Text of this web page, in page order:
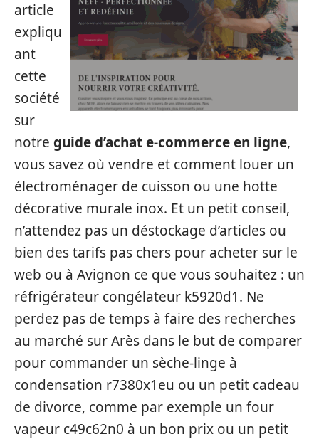
article
expliqu
ant
cette
société
sur
notre guide d’achat e-commerce en ligne,
vous savez où vendre et comment louer un
électroménager de cuisson ou une hotte
décorative murale inox. Et un petit conseil,
n’attendez pas un déstockage d’articles ou
bien des tarifs pas chers pour acheter sur le
web ou à Avignon ce que vous souhaitez : un
réfrigérateur congélateur k5920d1. Ne
perdez pas de temps à faire des recherches
au marché sur Arès dans le but de comparer
pour commander un sèche-linge à
condensation r7380x1eu ou un petit cadeau
de divorce, comme par exemple un four
vapeur c49c62n0 à un bon prix ou un petit